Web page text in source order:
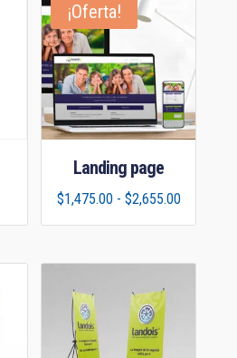
¡Oferta!
Landing page
$1,475.00 - $2,655.00Rango
de
desde